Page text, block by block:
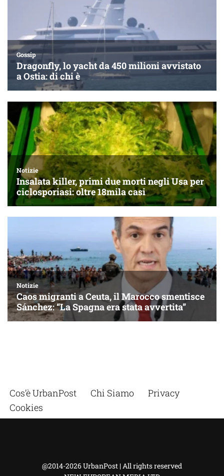
Cos’è UrbanPost Chi Siamo
Privacy
Cookies
@2014-2026 UrbanPost | All rights reserved